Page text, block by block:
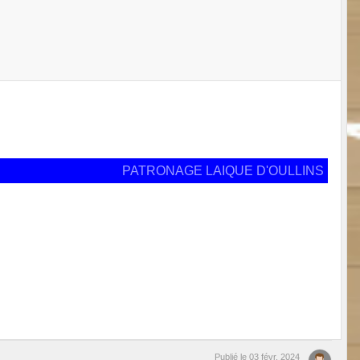
PATRONAGE LAIQUE D'OULLINS
Publié le 03 févr. 2024